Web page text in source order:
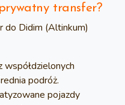
transfer?
do Didim (Altinkum)
współdzielonych
podróż.
pojazdy